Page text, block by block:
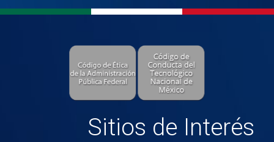
Sitios de Interés